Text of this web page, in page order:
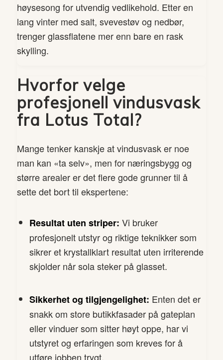
høysesong for utvendig vedlikehold. Etter en
lang vinter med salt, svevestøv og nedbør,
trenger glassflatene mer enn bare en rask
skylling.
Hvorfor velge
profesjonell vindusvask
fra Lotus Total?
Mange tenker kanskje at vindusvask er noe
man kan «ta selv», men for næringsbygg og
større arealer er det flere gode grunner til å
sette det bort til ekspertene:
Resultat uten striper: Vi bruker
profesjonelt utstyr og riktige teknikker som
sikrer et krystallklart resultat uten irriterende
skjolder når sola steker på glasset.
Sikkerhet og tilgjengelighet: Enten det er
snakk om store butikkfasader på gateplan
eller vinduer som sitter høyt oppe, har vi
utstyret og erfaringen som kreves for å
utføre jobben trygt.